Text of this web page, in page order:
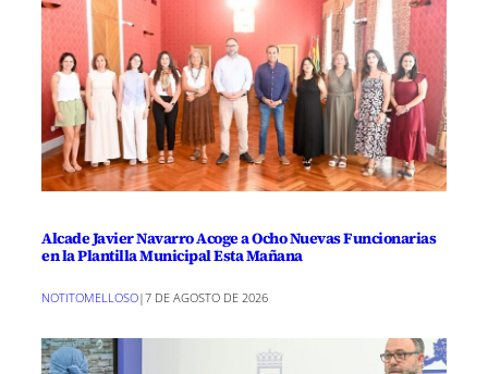
Alcade Javier Navarro Acoge a Ocho Nuevas Funcionarias
en la Plantilla Municipal Esta Mañana
NOTITOMELLOSO|7 DE AGOSTO DE 2026